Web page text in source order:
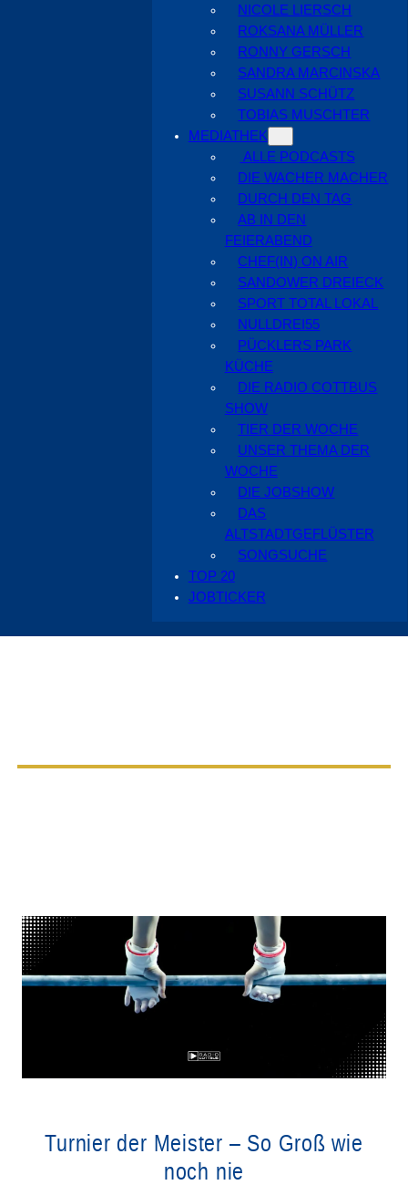
NICOLE LIERSCH
ROKSANA MÜLLER
RONNY GERSCH
SANDRA MARCINSKA
SUSANN SCHÜTZ
TOBIAS MUSCHTER
MEDIATHEK
ALLE PODCASTS
DIE WACHER MACHER
DURCH DEN TAG
AB IN DEN
FEIERABEND
CHEF(IN) ON AIR
SANDOWER DREIECK
SPORT TOTAL LOKAL
NULLDREI55
PÜCKLERS PARK
KÜCHE
DIE RADIO COTTBUS
SHOW
TIER DER WOCHE
UNSER THEMA DER
WOCHE
DIE JOBSHOW
DAS
ALTSTADTGEFLÜSTER
SONGSUCHE
TOP 20
JOBTICKER
Turnier der Meister – So Groß wie
noch nie